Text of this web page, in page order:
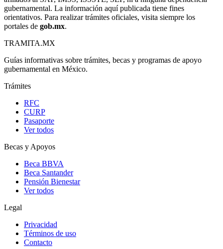
gubernamental. La información aquí publicada tiene fines
orientativos. Para realizar trámites oficiales, visita siempre los
portales de gob.mx.
TRAMITA.MX
Guías informativas sobre trámites, becas y programas de apoyo
gubernamental en México.
Trámites
RFC
CURP
Pasaporte
Ver todos
Becas y Apoyos
Beca BBVA
Beca Santander
Pensión Bienestar
Ver todos
Legal
Privacidad
Términos de uso
Contacto